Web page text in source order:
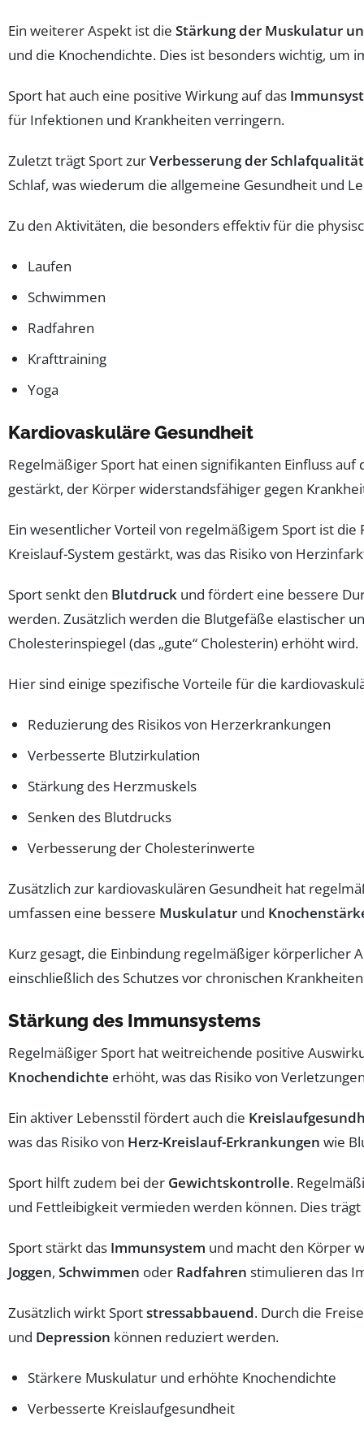
Ein weiterer Aspekt ist die Stärkung der Muskulatur
und die Knochendichte. Dies ist besonders wichtig,
Sport hat auch eine positive Wirkung auf das
für Infektionen und Krankheiten verringern.
Zuletzt trägt Sport zurVerbesserung der Schlafqualität
Schlaf, was wiederum die allgemeine Gesundheit und
Zu den Aktivitäten, die besonders effektiv für die
Laufen
Schwimmen
Radfahren
Krafttraining
Yoga
Kardiovaskuläre Gesundheit
Regelmäßiger Sport hat einen signifikanten Einfluss auf
gestärkt, der Körper widerstandsfähiger gegen
Ein wesentlicher Vorteil von regelmäßigem Sport ist
Kreislauf-System gestärkt, was das Risiko von
Sport senkt den Blutdruck und fördert eine bessere
werden. Zusätzlich werden die Blutgefäße elastischer
Cholesterinspiegel (das „gute“ Cholesterin) erhöht wird.
Hier sind einige spezifische Vorteile für die
Reduzierung des Risikos von Herzerkrankungen
Verbesserte Blutzirkulation
Stärkung des Herzmuskels
Senken des Blutdrucks
Verbesserung der Cholesterinwerte
Zusätzlich zur kardiovaskulären Gesundheit hat
umfassen eine bessere Muskulatur und
Kurz gesagt, die Einbindung regelmäßiger
einschließlich des Schutzes vor chronischen
Stärkung des Immunsystems
Regelmäßiger Sport hat weitreichende positive
Knochendichte erhöht, was das Risiko von
Ein aktiver Lebensstil fördert auch die
was das Risiko von Herz-Kreislauf-Erkrankungen wie
Sport hilft zudem bei der Gewichtskontrolle.
und Fettleibigkeit vermieden werden können. Dies
Sport stärkt das Immunsystem und macht den Körper
Joggen, Schwimmen oder Radfahren stimulieren das
Zusätzlich wirkt Sportstressabbauend. Durch die
und Depression können reduziert werden.
Stärkere Muskulatur und erhöhte Knochendichte
Verbesserte Kreislaufgesundheit